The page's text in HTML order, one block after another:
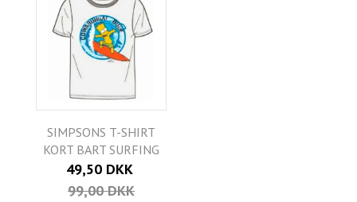
SIMPSONS T-SHIRT
KORT BART SURFING
49,50 DKK
99,00 DKK